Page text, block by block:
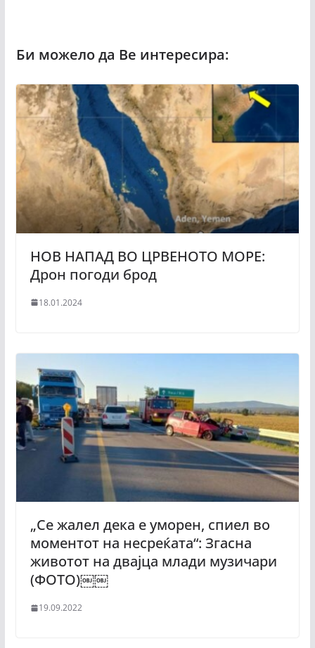
НОВ НАПАД ВО ЦРВEНОТО МОРЕ:
Дрон погоди брод
18.01.2024
„Се жалел дека е уморен, спиел во
моментот на несреќата“: Згасна
животот на двајца млади музичари
(ФОТО)￼￼
19.09.2022